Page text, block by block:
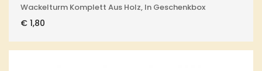
Wackelturm Komplett Aus Holz, In Geschenkbox
€ 1,80